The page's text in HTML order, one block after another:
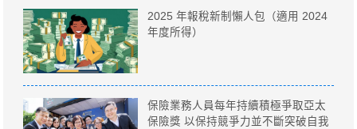
2025 年報稅新制懶人包（適用 2024
年度所得）
保險業務人員每年持續積極爭取亞太
保險獎 以保持競爭力並不斷突破自我